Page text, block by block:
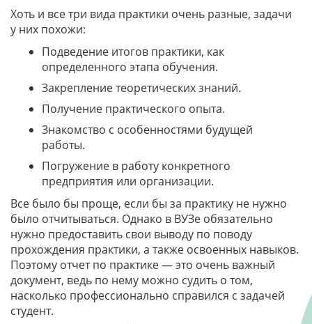
Хоть и все три вида практики очень разные, задачи
у них похожи:
Подведение итогов практики, как
определенного этапа обучения.
Закрепление теоретических знаний.
Получение практического опыта.
Знакомство с особенностями будущей
работы.
Погружение в работу конкретного
предприятия или организации.
Все было бы проще, если бы за практику не нужно
было отчитываться. Однако в ВУЗе обязательно
нужно предоставить свои выводу по поводу
прохождения практики, а также освоенных навыков.
Поэтому отчет по практике — это очень важный
документ, ведь по нему можно судить о том,
насколько профессионально справился с задачей
студент.